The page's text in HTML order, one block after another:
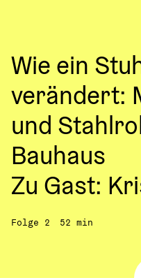
Wie ein
verändert:
und
Bauhaus
Zu Gast:
Folge 2 52 min